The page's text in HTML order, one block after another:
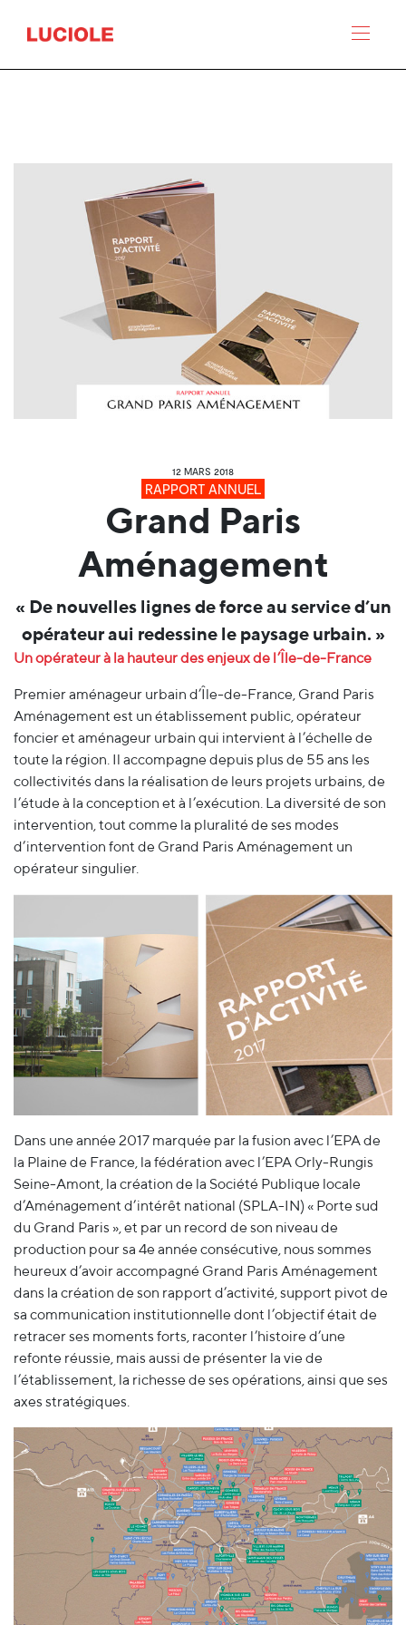
12 MARS 2018
RAPPORT ANNUEL
Grand Paris
Aménagement
« De nouvelles lignes de force au service d’un
opérateur aui redessine le paysage urbain. »
Un opérateur à la hauteur des enjeux de l’Île-de-France
Premier aménageur urbain d’Île-de-France, Grand Paris
Aménagement est un établissement public, opérateur
foncier et aménageur urbain qui intervient à l’échelle de
toute la région. Il accompagne depuis plus de 55 ans les
collectivités dans la réalisation de leurs projets urbains, de
l’étude à la conception et à l’exécution. La diversité de son
intervention, tout comme la pluralité de ses modes
d’intervention font de Grand Paris Aménagement un
opérateur singulier.
Dans une année 2017 marquée par la fusion avec l’EPA de
la Plaine de France, la fédération avec l’EPA Orly-Rungis
Seine-Amont, la création de la Société Publique locale
d’Aménagement d’intérêt national (SPLA-IN) « Porte sud
du Grand Paris », et par un record de son niveau de
production pour sa 4e année consécutive, nous sommes
heureux d’avoir accompagné Grand Paris Aménagement
dans la création de son rapport d’activité, support pivot de
sa communication institutionnelle dont l’objectif était de
retracer ses moments forts, raconter l’histoire d’une
refonte réussie, mais aussi de présenter la vie de
l’établissement, la richesse de ses opérations, ainsi que ses
axes stratégiques.